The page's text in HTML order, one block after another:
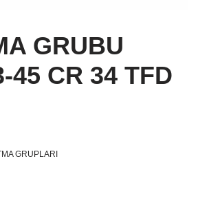
GRUBU
45 CR 34 TFD
GRUPLARI